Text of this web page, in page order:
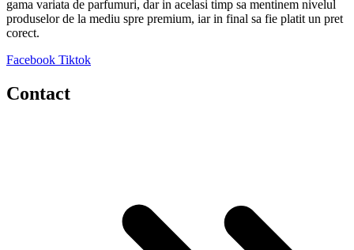
gama variata de parfumuri, dar in acelasi timp sa mentinem nivelul
produselor de la mediu spre premium, iar in final sa fie platit un pret
corect.
Facebook Tiktok
Contact